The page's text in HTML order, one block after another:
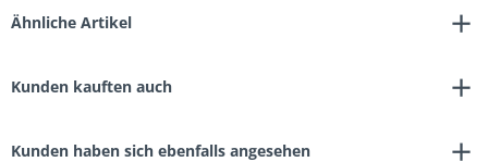
Ähnliche Artikel
Kunden kauften auch
Kunden haben sich ebenfalls angesehen